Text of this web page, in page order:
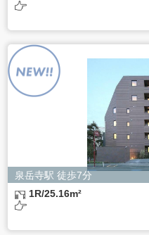
よるものです。
ただし、必要な項目をい
きない場合があります。
泉岳寺駅 徒歩7分
1R/25.16m²